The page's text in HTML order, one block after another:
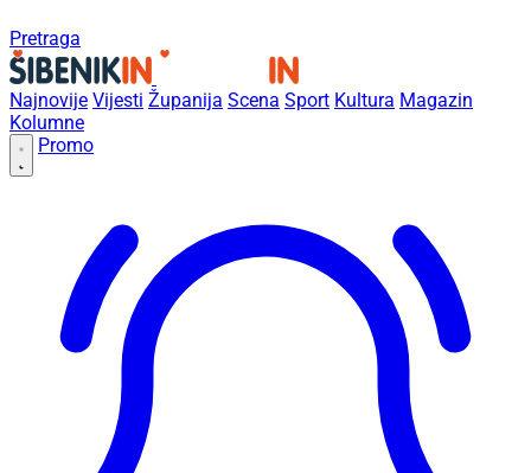
Pretraga
Najnovije Vijesti Županija Scena Sport Kultura Magazin
Kolumne
Promo